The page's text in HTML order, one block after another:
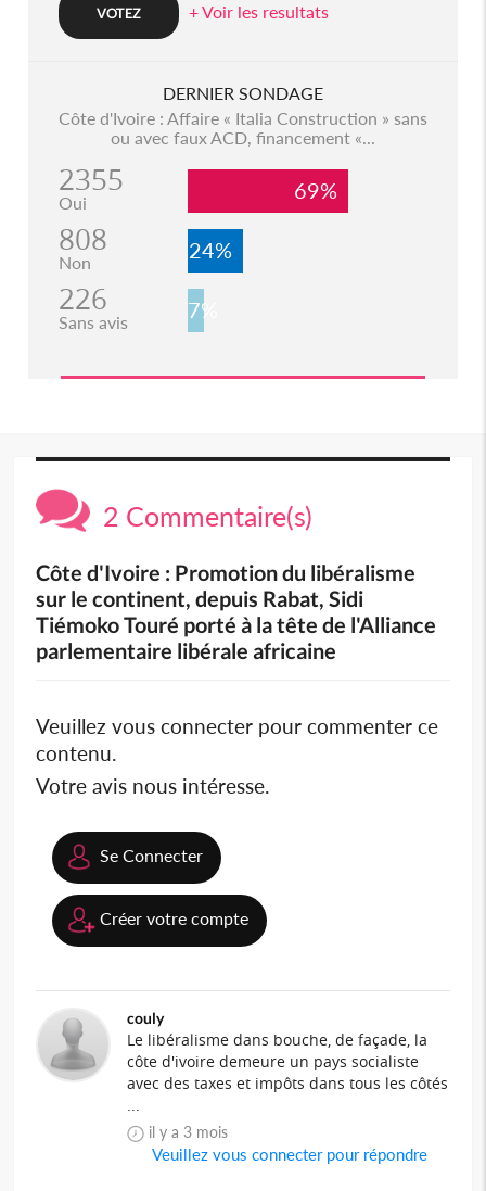
+ Voir les resultats
DERNIER SONDAGE
Côte d'Ivoire : Affaire « Italia Construction » sans
ou avec faux ACD, financement «...
2355
Oui 69%
808
Non 24%
226
Sans avis 7%
2 Commentaire(s)
Côte d'Ivoire : Promotion du libéralisme
sur le continent, depuis Rabat, Sidi
Tiémoko Touré porté à la tête de l'Alliance
parlementaire libérale africaine
Veuillez vous connecter pour commenter ce
contenu.
Votre avis nous intéresse.
Se Connecter
Créer votre compte
couly
Le libéralisme dans bouche, de façade, la
côte d'ivoire demeure un pays socialiste
avec des taxes et impôts dans tous les côtés
...
il y a 3 mois
Veuillez vous connecter pour répondre